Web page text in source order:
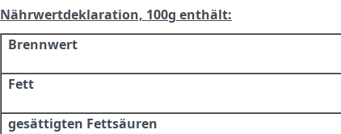
Nährwertdeklaration, 100g enthält:
Brennwert
Fett
gesättigten Fettsäuren